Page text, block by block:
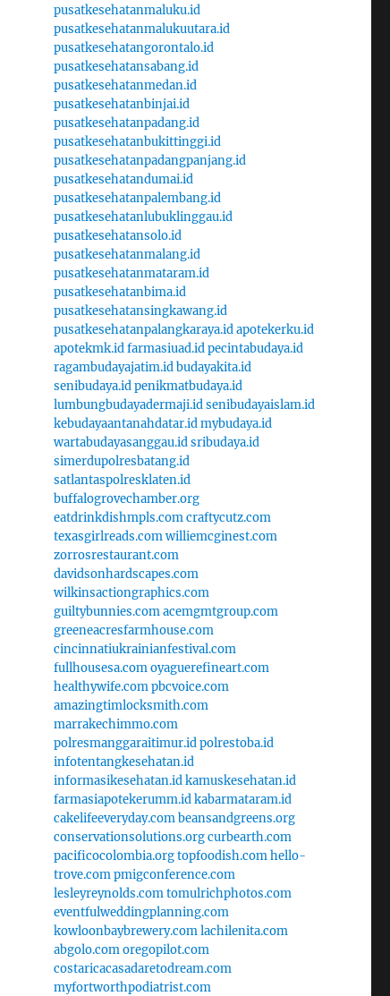
pusatkesehatanmaluku.id
pusatkesehatanmalukuutara.id
pusatkesehatangorontalo.id
pusatkesehatansabang.id
pusatkesehatanmedan.id
pusatkesehatanbinjai.id
pusatkesehatanpadang.id
pusatkesehatanbukittinggi.id
pusatkesehatanpadangpanjang.id
pusatkesehatandumai.id
pusatkesehatanpalembang.id
pusatkesehatanlubuklinggau.id
pusatkesehatansolo.id
pusatkesehatanmalang.id
pusatkesehatanmataram.id
pusatkesehatanbima.id
pusatkesehatansingkawang.id
pusatkesehatanpalangkaraya.idapotekerku.id
apotekmk.idfarmasiuad.idpecintabudaya.id
ragambudayajatim.idbudayakita.id
senibudaya.idpenikmatbudaya.id
lumbungbudayadermaji.idsenibudayaislam.id
kebudayaantanahdatar.idmybudaya.id
wartabudayasanggau.idsribudaya.id
simerdupolresbatang.id
satlantaspolresklaten.id
buffalogrovechamber.org
eatdrinkdishmpls.comcraftycutz.com
texasgirlreads.comwilliemcginest.com
zorrosrestaurant.com
davidsonhardscapes.com
wilkinsactiongraphics.com
guiltybunnies.comacemgmtgroup.com
greeneacresfarmhouse.com
cincinnatiukrainianfestival.com
fullhousesa.comoyaguerefineart.com
healthywife.compbcvoice.com
amazingtimlocksmith.com
marrakechimmo.com
polresmanggaraitimur.idpolrestoba.id
infotentangkesehatan.id
informasikesehatan.idkamuskesehatan.id
farmasiapotekerumm.idkabarmataram.id
cakelifeeveryday.combeansandgreens.org
conservationsolutions.orgcurbearth.com
pacificocolombia.orgtopfoodish.comhello-
trove.compmigconference.com
lesleyreynolds.comtomulrichphotos.com
eventfulweddingplanning.com
kowloonbaybrewery.comlachilenita.com
abgolo.comoregopilot.com
costaricacasadaretodream.com
myfortworthpodiatrist.com